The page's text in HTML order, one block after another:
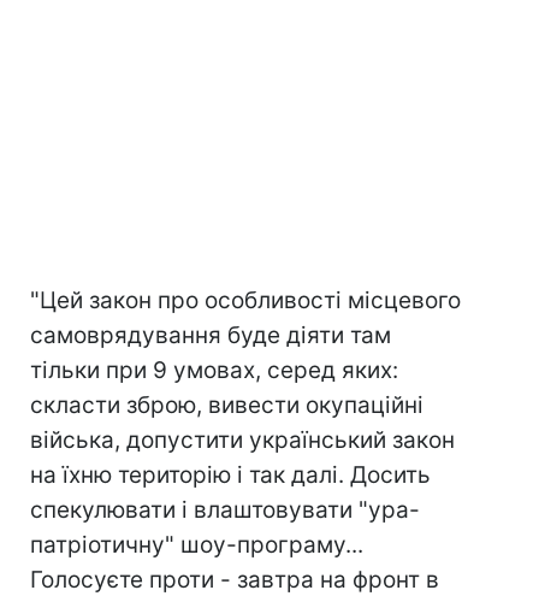
"Цей закон про особливості місцевого
самоврядування буде діяти там
тільки при 9 умовах, серед яких:
скласти зброю, вивести окупаційні
війська, допустити український закон
на їхню територію і так далі. Досить
спекулювати і влаштовувати "ура-
патріотичну" шоу-програму...
Голосуєте проти - завтра на фронт в